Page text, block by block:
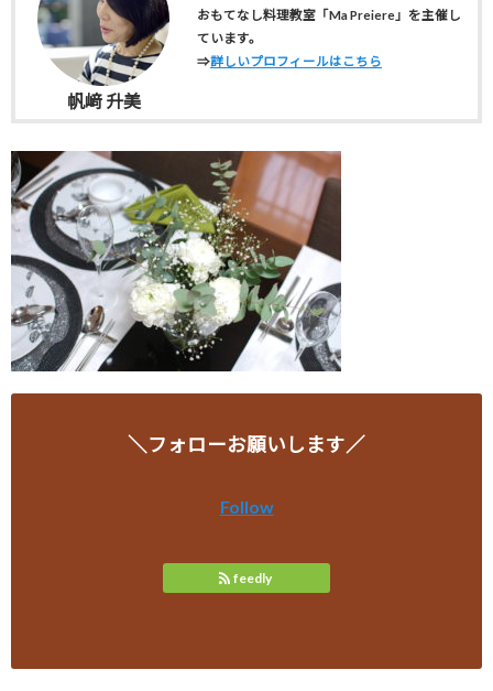
おもてなし料理教室「Ma Preiere」を主催し
ています。
⇒詳しいプロフィールはこちら
帆﨑 升美
＼フォローお願いします／
Follow
feedly